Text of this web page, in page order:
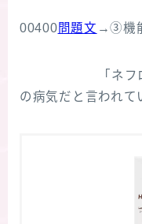
00400問題文 →③機
「ネフローゼ
の病気だと言われて